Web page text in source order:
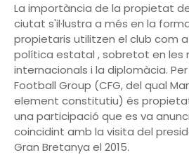
La importància de la propietat
ciutat s'il·lustra a més en la
propietaris utilitzen el club com
política estatal , sobretot en les
internacionals i la diplomàcia.
Football Group (CFG, del qual
element constitutiu) és propietat
una participació que es va
coincidint amb la visita del
Gran Bretanya el 2015.